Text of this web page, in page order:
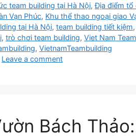
team building tại Hà Nội,Địa điểm tổ
Vạn Phúc, Khu thể thao ngoại giao
tại Hà Nội, team building tiết kiệm,
, trò chơi team building, Viet Nam
, VietnamTeambuilding
Leave a comment
Bách